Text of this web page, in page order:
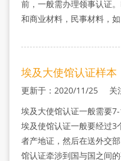
前，一般需办理领事认证
和商业材料，民事材料，如
埃及大使馆认证样本
更新于：2020/11/25 关
埃及大使馆认证一般需要
埃及使馆认证一般要经过3
者产地证，然后在送外交
馆认证牵涉到国与国之间